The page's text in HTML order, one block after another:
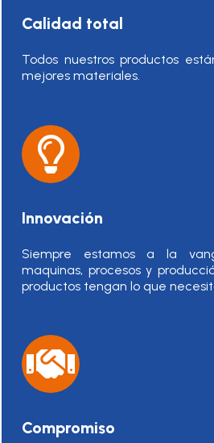
Calidad total
Todos nuestros productos
mejores materiales.
Innovación
Siempre estamos a la
maquinas, procesos y
productos tengan lo que
Compromiso